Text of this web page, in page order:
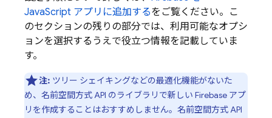
JavaScript アプリに追加するをご覧ください。こ
のセクションの残りの部分では、利用可能なオプシ
ョンを選択するうえで役立つ情報を記載していま
す。
注: ツリー シェイキングなどの最適化機能がないた
め、名前空間方式 API のライブラリで新しい Firebase アプ
リを作成することはおすすめしません。名前空間方式 API